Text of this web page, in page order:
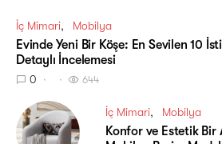
İç Mimari Mobilya
Evinde Yeni Bir Köşe: En Sevilen 10
Detaylı İncelemesi
0 644
İç Mimari Mobilya
Konfor ve Estetik